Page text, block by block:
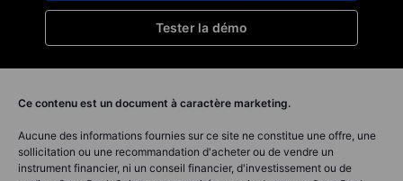
Tester la démo
Ce contenu est un document à caractère marketing.
Aucune des informations fournies sur ce site ne constitue une offre, une
sollicitation ou une recommandation d'acheter ou de vendre un
instrument financier, ni un conseil financier, d'investissement ou de